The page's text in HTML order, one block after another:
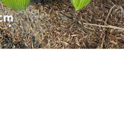
ー
て